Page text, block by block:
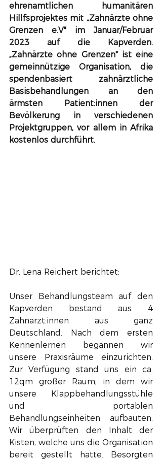
ehrenamtlichen humanitären
Hillfsprojektes mit „Zahnärzte ohne
Grenzen e.V" im Januar/Februar
2023 auf die Kapverden.
„Zahnärzte ohne Grenzen" ist eine
gemeinnützige Organisation, die
spendenbasiert zahnärztliche
Basisbehandlungen an den
ärmsten Patient:innen der
Bevölkerung in verschiedenen
Projektgruppen, vor allem in Afrika
kostenlos durchführt.
Dr. Lena Reichert berichtet:
Unser Behandlungsteam auf den
Kapverden bestand aus 4
Zahnarzt:innen aus ganz
Deutschland. Nach dem ersten
Kennenlernen begannen wir
unsere Praxisräume einzurichten.
Zur Verfügung stand uns ein ca.
12qm großer Raum, in dem wir
unsere Klappbehandlungsstühle
und portablen
Behandlungseinheiten aufbauten.
Wir überprüften den Inhalt der
Kisten, welche uns die Organisation
bereit gestellt hatte. Besorgten